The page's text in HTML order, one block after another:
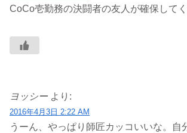
CoCo壱勤務の決闘者の友人が確保して
ヨッシー より:
2016年4月3日 2:22 AM
うーん、やっぱり師匠カッコいいな。自